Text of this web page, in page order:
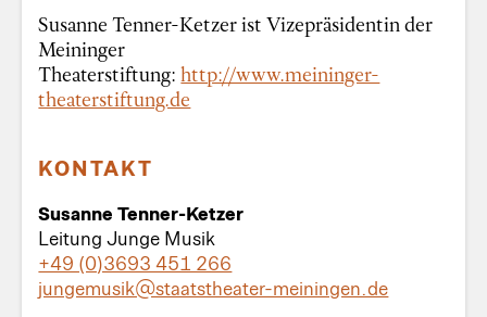
Susanne Tenner-Ketzer ist Vizepräsidentin der
Meininger
Theaterstiftung:http://www.meininger-
theaterstiftung.de
KONTAKT
Susanne Tenner-Ketzer
Leitung Junge Musik
+49 (0)3693 451 266
jungemusik@staatstheater-meiningen.de